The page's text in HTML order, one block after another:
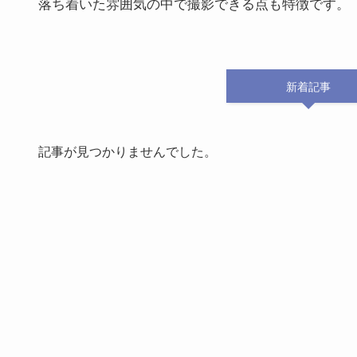
新着記事
記事が見つかりませんでした。